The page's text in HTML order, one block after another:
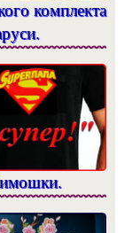
комплекта